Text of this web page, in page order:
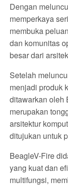
Dengan
memperkaya
membuka
dan komunitas
besar dari
Setelah
menjadi produk
ditawarkan oleh
merupakan
arsitektur
ditujukan untuk
BeagleV-Fire
yang kuat dan
multifungsi,